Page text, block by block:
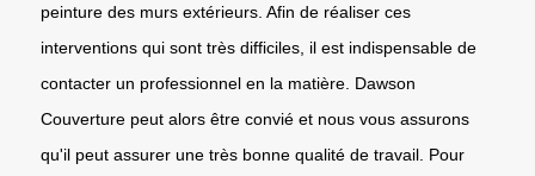
peinture des murs extérieurs. Afin de réaliser ces
interventions qui sont très difficiles, il est indispensable de
contacter un professionnel en la matière. Dawson
Couverture peut alors être convié et nous vous assurons
qu'il peut assurer une très bonne qualité de travail. Pour